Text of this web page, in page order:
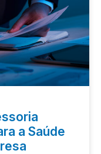
a Saúde